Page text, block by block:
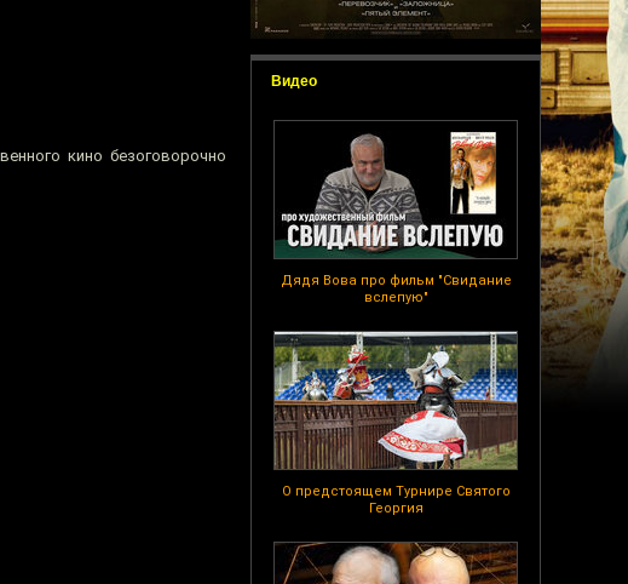
Видео
Дядя Вова про фильм "Свидание
вслепую"
О предстоящем Турнире Святого
Георгия
кино безоговорочно